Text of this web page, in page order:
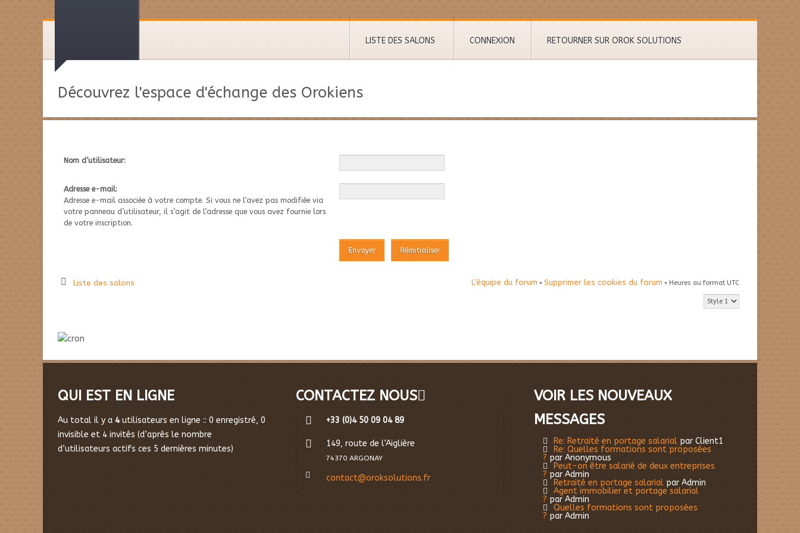
LISTE DES SALONS CONNEXION RETOURNER SUR OROK SOLUTIONS
Découvrez l'espace d'échange des Orokiens
Nom d’utilisateur:
Adresse e-mail:
Adresse e-mail associée à votre compte. Si vous ne l’avez pas modifiée via
votre panneau d’utilisateur, il s’agit de l’adresse que vous avez fournie lors
de votre inscription.
Liste des salons L’équipe du forum • Supprimer les cookies du forum • Heures au format UTC
QUI EST EN LIGNE
Au total il y a 4utilisateurs en ligne :: 0 enregistré, 0
invisible et 4 invités (d’après le nombre
d’utilisateurs actifs ces 5 dernières minutes)
CONTACTEZ NOUS
+33 (0)4 50 09 04 89
149, route de l’Aiglière
74370 ARGONAY
contact@oroksolutions.fr
VOIR LES NOUVEAUX
MESSAGES
Re: Retraité en portage salarial par Client1
Re: Quelles formations sont proposées
? par Anonymous
Peut-on être salarié de deux entreprises
? par Admin
Retraité en portage salarial par Admin
Agent immobilier et portage salarial
? par Admin
Quelles formations sont proposées
? par Admin